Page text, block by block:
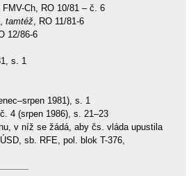
Ch, RO 10/81 – č. 6
tamtéž , RO 11/81-6
12/86-6
s. 1
1981), s. 1
4 (srpen 1986), s. 21–23
v níž se žádá, aby čs. vláda upustila
sb. RFE, pol. blok T-376,